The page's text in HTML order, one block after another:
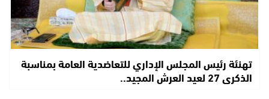
تهنئة رئيس المجلس الإداري للتعاضدية العامة بمناسبة
الذكرى 27 لعيد العرش المجيد..